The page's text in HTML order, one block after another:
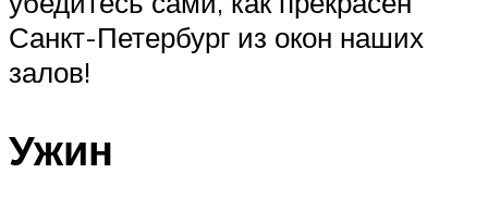
Санкт-Петербург из окон наших
залов!
Ужин